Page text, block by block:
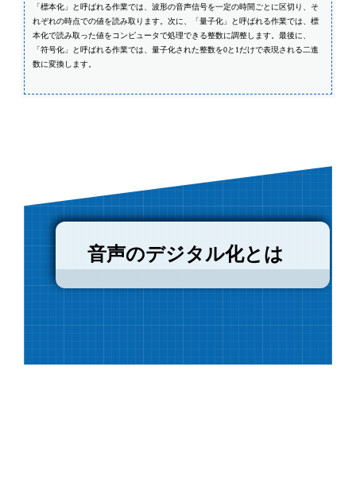
「標本化」と呼ばれる作業では、波形の音声信号を一定の時間ごとに区切り、そ
れぞれの時点での値を読み取ります。次に、「量子化」と呼ばれる作業では、標
本化で読み取った値をコンピュータで処理できる整数に調整します。最後に、
「符号化」と呼ばれる作業では、量子化された整数を0と1だけで表現される二進
数に変換します。
音声のデジタル化とは